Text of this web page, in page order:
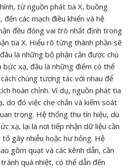
từ nguồn phát tia X, buồng
các mạch điều khiển và hệ
đều đóng vai trò nhất định trong
tia X. Hiểu rõ từng thành phần sẽ
là những bộ phận cần được chú
xạ, đâu là những điểm có thể
chúng tương tác với nhau để
hoàn chỉnh. Ví dụ, nguồn phát tia
do đó việc che chắn và kiểm soát
trọng. Hệ thống thu tín hiệu, dù
xạ, lại là nơi tiếp nhận dữ liệu cần
gây nhiễu hoặc hư hỏng. Hệ
gồm quạt và các kênh dẫn, cần
quá nhiệt, có thể dẫn đến